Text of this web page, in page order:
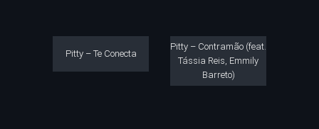
Pitty – Te Conecta
Pitty – Contramão (feat.
Tássia Reis, Emmily
Barreto)